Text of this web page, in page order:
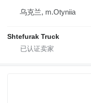
乌克兰, m.Otyniia
Shtefurak Truck